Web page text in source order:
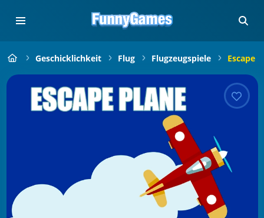
Geschicklichkeit Flug Flugzeugspiele Escape